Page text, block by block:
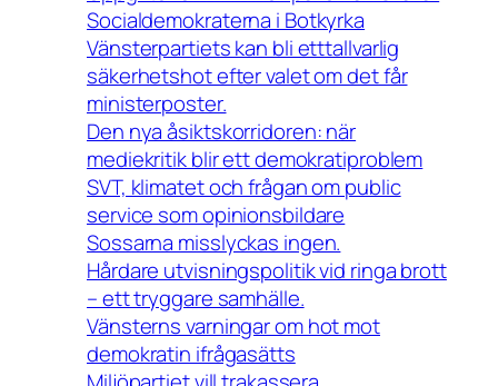
Socialdemokraterna i Botkyrka
Vänsterpartiets kan bli etttallvarlig
säkerhetshot efter valet om det får
ministerposter.
Den nya åsiktskorridoren: när
mediekritik blir ett demokratiproblem
SVT, klimatet och frågan om public
service som opinionsbildare
Sossarna misslyckas ingen.
Hårdare utvisningspolitik vid ringa brott
– ett tryggare samhälle.
Vänsterns varningar om hot mot
demokratin ifrågasätts